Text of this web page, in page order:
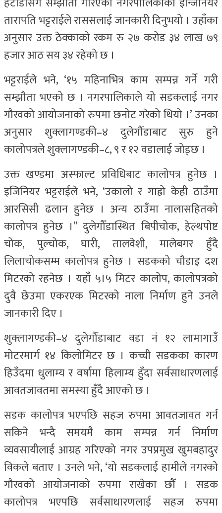
तारापति भट्टराईले राससलाई जानकारी दिनुभयो । उहाँका
अनुसार उक्त ठेक्काको रकम रु २७ करोड ३४ लाख ७९
हजार आठ सय ३४ रहेको छ ।
भट्टराईले भने, ‘१५ महिनाभित्र काम सम्पन्न गर्ने गरी
सम्झौता भएको छ । नगरपालिकाले यो सडकलाई नगर
गौरवको आयोजनाको रुपमा छनोट गरेको थियो ।’ उनका
अनुसार शुक्लागण्डकी–४ दुलेगौँडाबाट सुरु हुने
कालोपत्रले शुक्लागण्डकी–८, ९ र १२ वडालाई जोड्छ ।
उक्त खण्डमा अस्फाल्ट प्रविधिबाट कालोपत्र हुनेछ ।
इजिनियर भट्टराईले भने, ‘उकालो र गाह्रो केही ठाउँमा
आरसिसी ढलान हुनेछ । अन्य ठाउँमा नालासहितको
कालोपत्र हुनेछ ।” दुलेगौँडास्थित बिपीचोक, हेल्थपोष्ट
चोक, पुल्चोक, घारी, तालवेशी, मालेबगर हुँदै
लिलाचोकसम्म कालोपत्र हुनेछ । सडकको चौडाइ दश
मिटरको रहनेछ । यहाँ ५।५ मिटर कालोप, कालोपत्रको
दुवै छेउमा एकरएक मिटरको नाला निर्माण हुने उनले
जानकारी दिए ।
शुक्लागण्डकी–४ दुलेगौँडाबाट वडा नं १२ लामागाउँ
मोटरमार्ग १४ किलोमिटर छ । कच्ची सडकका कारण
हिउँदमा धुलाम्य र वर्षामा हिलाम्य हुँदा सर्वसाधारणलाई
आवतजावतमा समस्या हुँदै आएको छ ।
सडक कालोपत्र भएपछि सहज रुपमा आवतजावत गर्न
सकिने भन्दै समयमै काम सम्पन्न गर्न निर्माण
व्यवसायीलाई आग्रह गरिएको नगर उपप्रमुख खुमबहादुर
विकले बताए । उनले भने, ‘यो सडकलाई हामीले नगरको
गौरवको आयोजनाको रुपमा राखेका छौँ । सडक
कालोपत्र भएपछि सर्वसाधारणलाई सहज रुपमा